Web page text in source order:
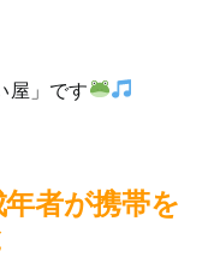
屋」です
者が携帯を